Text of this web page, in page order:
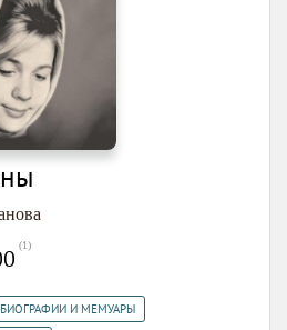
(1)
БИОГРАФИИ И МЕМУАРЫ